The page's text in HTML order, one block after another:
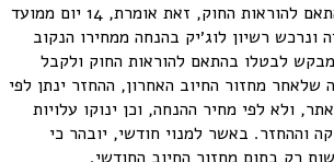
ביטול מנוי אפשרי בהתאם להוראות החוק, זאת אומרת, 14 יום ממועד
ונרכש רשיון לוג׳יק בהנחה ממחירו הנקוב
לבטלו בהתאם להוראות החוק ולקבל
שלאחר מחזור החיוב האחרון, ההחזר ינתן לפי
ולא לפי מחיר ההנחה, וכן ינוקו עלויות
וההחזר. באשר למנוי חודשי, יובהר כי